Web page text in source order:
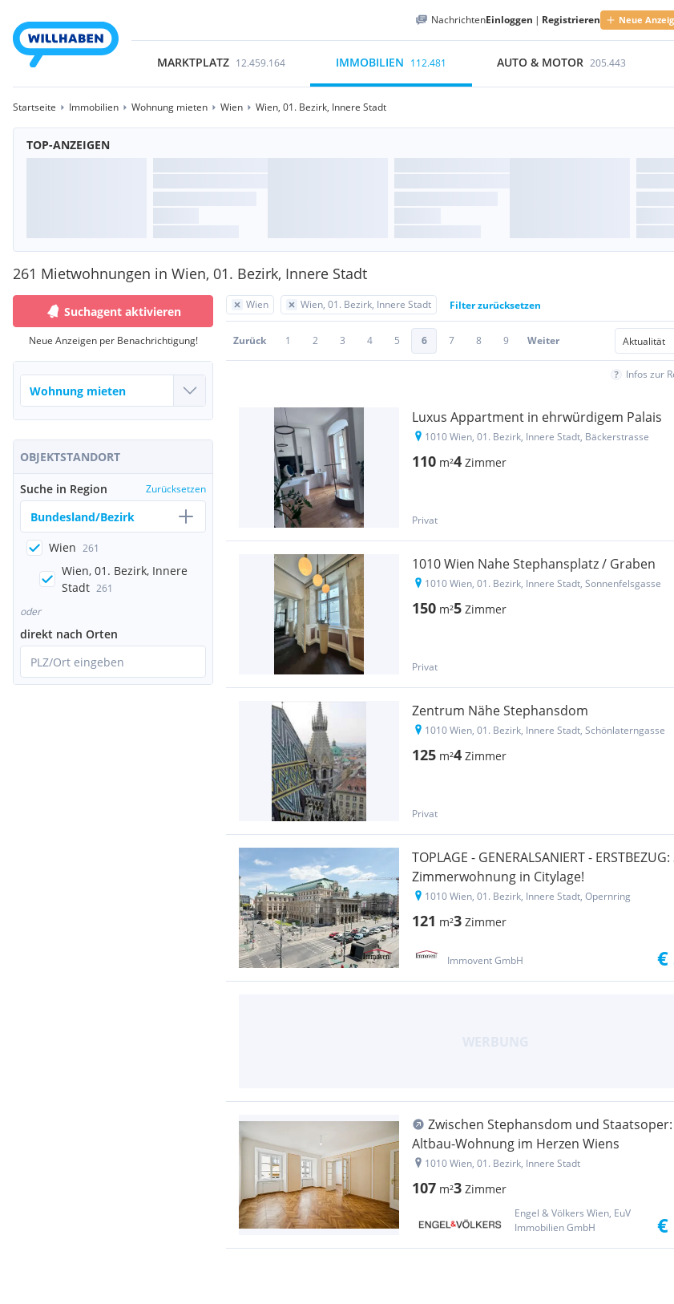
NachrichtenEinloggen | Registrieren Neue
MARKTPLATZ 12.459.164 IMMOBILIEN 112.481 AUTO & MOTOR 205.443
Startseite Immobilien Wohnung mieten Wien Wien, 01. Bezirk, Innere Stadt
TOP-ANZEIGEN
261 Mietwohnungen in Wien, 01. Bezirk, Innere Stadt
Suchagent aktivieren
Neue Anzeigen per Benachrichtigung!
OBJEKTSTANDORT
Suche in Region Zurücksetzen
Bundesland/Bezirk
Wien 261
Wien, 01. Bezirk, Innere
Stadt 261
oder
direkt nach Orten
PLZ/Ort eingeben
Wien Wien, 01. Bezirk, Innere Stadt Filter zurücksetzen
Zurück 1 2 3 4 5 6 7 8 9 Weiter
Infos zur
Luxus Appartment in ehrwürdigem Palais
1010 Wien, 01. Bezirk, Innere Stadt, Bäckerstrasse
110 m²4 Zimmer
Privat
1010 Wien Nahe Stephansplatz / Graben
1010 Wien, 01. Bezirk, Innere Stadt, Sonnenfelsgasse
150 m²5 Zimmer
Privat
Zentrum Nähe Stephansdom
1010 Wien, 01. Bezirk, Innere Stadt, Schönlaterngasse
125 m²4 Zimmer
Privat
TOPLAGE - GENERALSANIERT - ERSTBEZUG:
Zimmerwohnung in Citylage!
1010 Wien, 01. Bezirk, Innere Stadt, Opernring
121 m²3 Zimmer
Immovent GmbH €
Zwischen Stephansdom und Staatsoper:
Altbau-Wohnung im Herzen Wiens
1010 Wien, 01. Bezirk, Innere Stadt
107 m²3 Zimmer
Engel & Völkers Wien, EuV
Immobilien GmbH
€